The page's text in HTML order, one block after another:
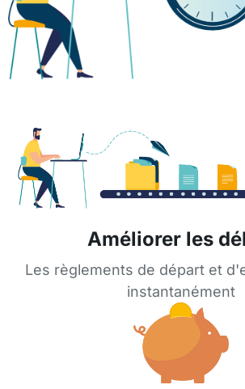
Améliorer les
Les règlements de départ et
instantanément